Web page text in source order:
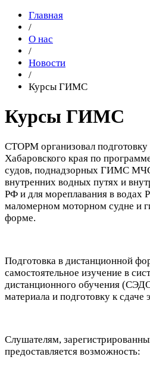
Главная
/
О нас
/
Новости
/
Курсы ГИМС
Курсы ГИМС
СТОРМ организовал подготовку
Хабаровского края по
судов, поднадзорных ГИМС МЧС
внутренних водных путях и
РФ и для мореплавания в водах
маломерном моторном судне и
форме.
Подготовка в дистанционной
самостоятельное изучение в
дистанционного обучения
материала и подготовку к
Слушателям,
предоставляется возможность: